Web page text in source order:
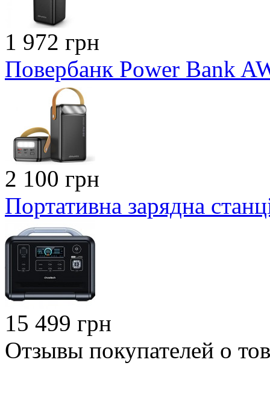
1 972 грн
Повербанк Power Bank
2 100 грн
Портативна зарядна
15 499 грн
Отзывы покупателей о